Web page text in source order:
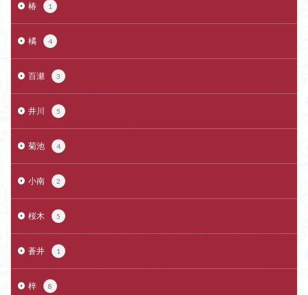
椿 1
橘 4
百瀬 3
井川 5
菊池 4
小南 2
桜木 5
蒼井 1
梓 8